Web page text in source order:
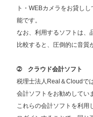
ト・WEBカメラをお貸し
能です。
なお、利用するソフトは、
比較すると、圧倒的に音質
➁ クラウド会計ソフト
税理士法人Real＆Cloudで
会計ソフトをお勧めしてい
これらの会計ソフトを利用